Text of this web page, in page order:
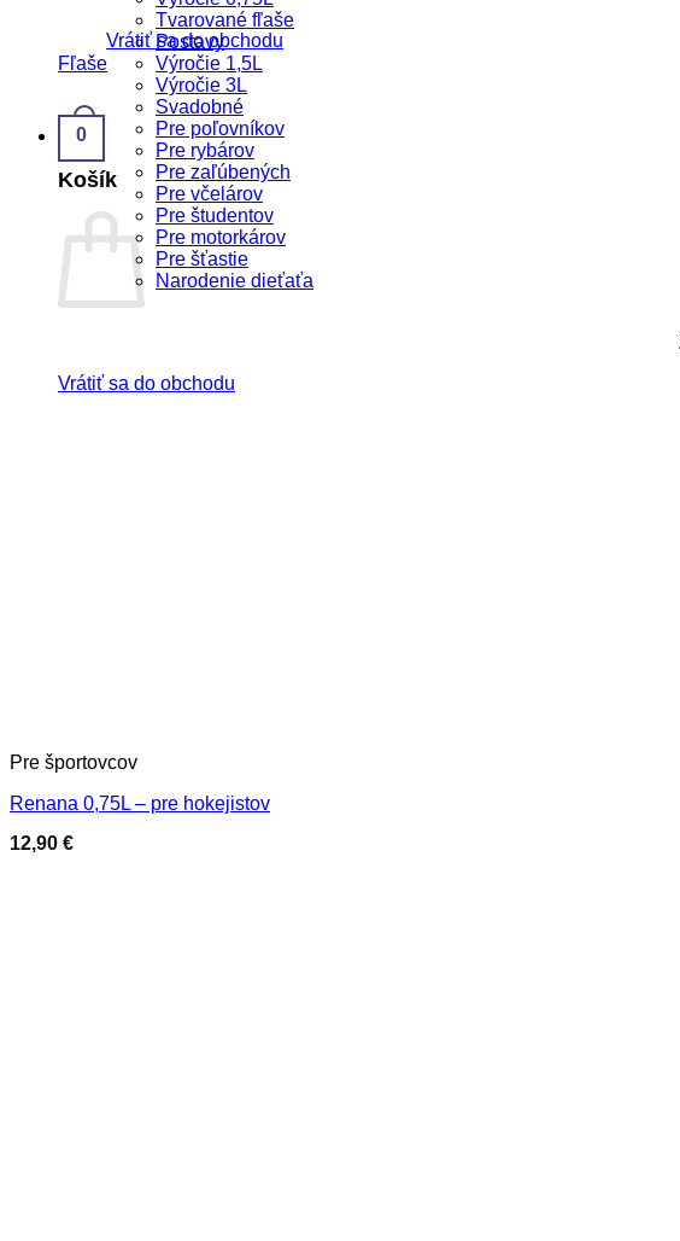
Vrátiť sa do obchodu
0
Košík
Vrátiť sa do obchodu
Fľaše
Tvarované fľaše
Postavy
Výročie 1,5L
Výročie 3L
Svadobné
Pre poľovníkov
Pre rybárov
Pre zaľúbených
Pre včelárov
Pre študentov
Pre motorkárov
Pre šťastie
Narodenie dieťaťa
Pre športovcov
Renana 0,75L – pre hokejistov
12,90 €